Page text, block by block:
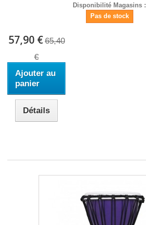
Disponibilité Magasins :
Pas de stock
57,90 € 65,40
€
Ajouter au
panier
Détails